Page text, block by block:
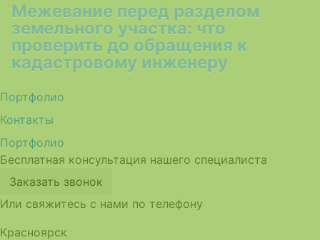
Межевание перед разделом
земельного участка: что
проверить до обращения к
кадастровому инженеру
Портфолио
Контакты
Портфолио
Бесплатная консультация нашего специалиста
Заказать звонок
Или свяжитесь с нами по телефону
Красноярск